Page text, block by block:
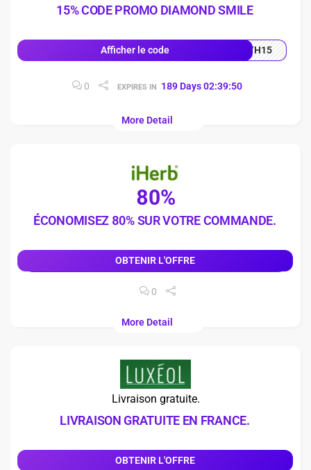
15% CODE PROMO DIAMOND SMILE
Afficher le code TH15
0 EXPIRES IN 189 Days02:39:49
More Detail
80%
ÉCONOMISEZ 80% SUR VOTRE COMMANDE.
OBTENIR L'OFFRE
0
More Detail
Livraison gratuite.
LIVRAISON GRATUITE EN FRANCE.
OBTENIR L'OFFRE